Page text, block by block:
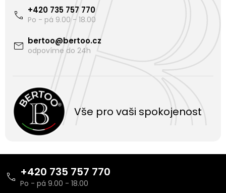
bertoo@bertoo.cz
+420 735 757 770
Vše pro vaši spokojenost
+420 735 757 770